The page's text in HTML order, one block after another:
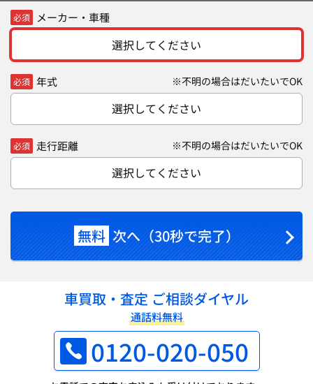
必須 メーカー・車種
選択してください
必須 年式 ※不明の場合はだいたいでOK
選択してください
必須 走行距離 ※不明の場合はだいたいでOK
選択してください
無料 次へ（30秒で完了）
車買取・査定 ご相談ダイヤル
通話料無料
0120-020-050